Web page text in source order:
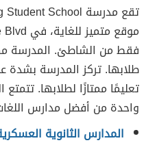
فقط من الشاطئ. المدرسة
طلابها. تركز المدرسة بشدة
تعليمًا ممتازًا لطلابها.
واحدة من أفضل مدارس
المدارس الثانوية